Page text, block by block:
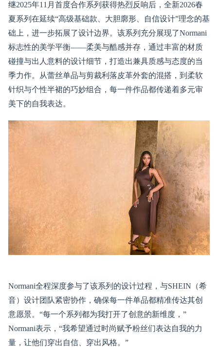
继2025年11月首度合作系列获得热烈反响后，全新2026春
夏系列在延续“高级基础款、大胆廓形、自信设计”理念的基
础上，进一步拓展了设计边界。该系列充分展现了Normani
标志性的美学平衡——柔美与酷感并存，通过丰富的材质
碰撞与出人意料的设计细节，打造出兼具质感与态度的当
季力作。从蕾丝单品与剪裁利落皮革外套的混搭，到柔软
针织与个性半裙的巧妙组合，每一件作品都传递着多元审
美下的自我表达。
Normani全程深度参与了该系列的设计过程，与SHEIN（希
音）设计团队紧密协作，确保每一件单品都精准传达其创
意愿景。“每一个系列都为我打开了创意的新维度，”
Normani表示，“我希望通过时尚赋予粉丝们表达自我的力
量，让他们穿出自信、穿出风格。”